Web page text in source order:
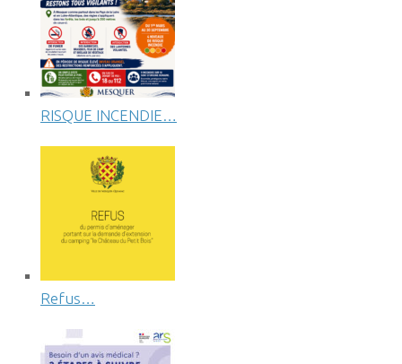
RISQUE INCENDIE…
Refus…